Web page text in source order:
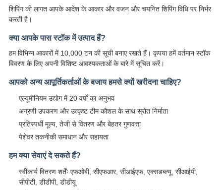
शिपिंग की लागत आपके आदेश के आकार और वजन और चयनित शिपिंग विधि पर निर्भर
करती है।
क्या आपके पास स्टॉक में उत्पाद हैं?
हम विभिन्न आकारों में 10,000 टन की सूची बनाए रखते हैं। कृपया हमें वर्तमान स्टॉक
विवरण के लिए अपनी विशिष्ट आवश्यकताओं के बारे में सूचित करें।
आपको अन्य आपूर्तिकर्ताओं के बजाय हमसे क्यों खरीदना चाहिए?
एल्यूमीनियम उद्योग में 20 वर्षों का अनुभव
अग्रणी उपकरण और उत्कृष्ट टीम कौशल के साथ स्रोत निर्माता
प्रतिस्पर्धी मूल्य, तेजी से वितरण और बेहतर गुणवत्ता
पेशेवर तकनीकी समाधान और सहायता
हम क्या सेवाएं दे सकते हैं?
स्वीकार्य वितरण शर्तेंः एफओबी, सीएफआर, सीआईएफ, एक्सडब्ल्यू, सीआईपी,
सीपीटी, डीडीपी, डीडीयू